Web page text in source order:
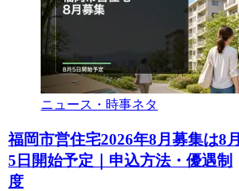
ニュース・時事ネタ
福岡市営住宅2026年8月募集は8月
5日開始予定｜申込方法・優遇制
度